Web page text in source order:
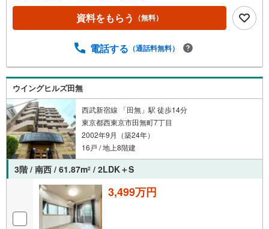
資料をもらう （無料）
電話する （通話料無料）
ウイングヒルズ田無
西武新宿線 「田無」駅 徒歩14分
東京都西東京市田無町7丁目
2002年9月（築24年）
16戸 / 地上8階建
3階 / 南西 / 61.87m2 / 2LDK＋S
3,499万円